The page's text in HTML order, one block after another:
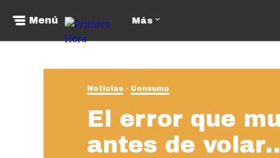
Menú Más
Noticias Consumo
El error que
antes de